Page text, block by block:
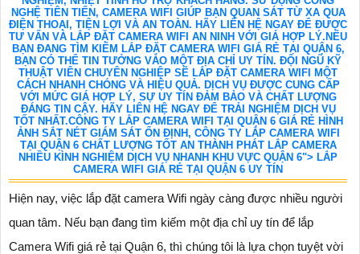
NGHỆ TIÊN TIẾN, CAMERA WIFI GIÚP BẠN QUAN SÁT TỪ XA QUA
ĐIỆN THOẠI, TIỆN LỢI VÀ AN TOÀN. HÃY LIÊN HỆ NGAY ĐỂ ĐƯỢC
TƯ VẤN VÀ LẮP ĐẶT CAMERA WIFI AN NINH VỚI GIÁ HỢP LÝ.NẾU
BẠN ĐANG TÌM KIẾM LẮP ĐẶT CAMERA WIFI GIÁ RẺ TẠI QUẬN 6,
BẠN CÓ THỂ TIN TƯỞNG VÀO MỘT ĐỊA CHỈ UY TÍN. ĐỘI NGŨ KỸ
THUẬT VIÊN CHUYÊN NGHIỆP SẼ LẮP ĐẶT CAMERA WIFI MỘT
CÁCH NHANH CHÓNG VÀ HIỆU QUẢ. DỊCH VỤ ĐƯỢC CUNG CẤP
VỚI MỨC GIÁ HỢP LÝ, SỰ UY TÍN ĐẢM BẢO VÀ CHẤT LƯỢNG
ĐÁNG TIN CẬY. HÃY LIÊN HỆ NGAY ĐỂ TRẢI NGHIỆM DỊCH VỤ
TỐT NHẤT.CÔNG TY LẮP CAMERA WIFI TẠI QUẬN 6 GIÁ RẺ HÌNH
ẢNH SẮT NÉT GIÁM SÁT ỔN ĐỊNH, CÔNG TY LẮP CAMERA WIFI
TẠI QUẬN 6 CHẤT LƯỢNG TỐT AN THÀNH PHÁT LẮP CAMERA
NHIỀU KÌNH NGHIỆM DỊCH VỤ NHANH KHU VỰC QUẬN 6"> LẮP
CAMERA WIFI GIÁ RẺ TẠI QUẬN 6 UY TÍN
Hiện nay, việc lắp đặt camera Wifi ngày càng được nhiều người
quan tâm. Nếu bạn đang tìm kiếm một địa chỉ uy tín để lắp
Camera Wifi giá rẻ tại Quận 6, thì chúng tôi là lựa chọn tuyệt vời